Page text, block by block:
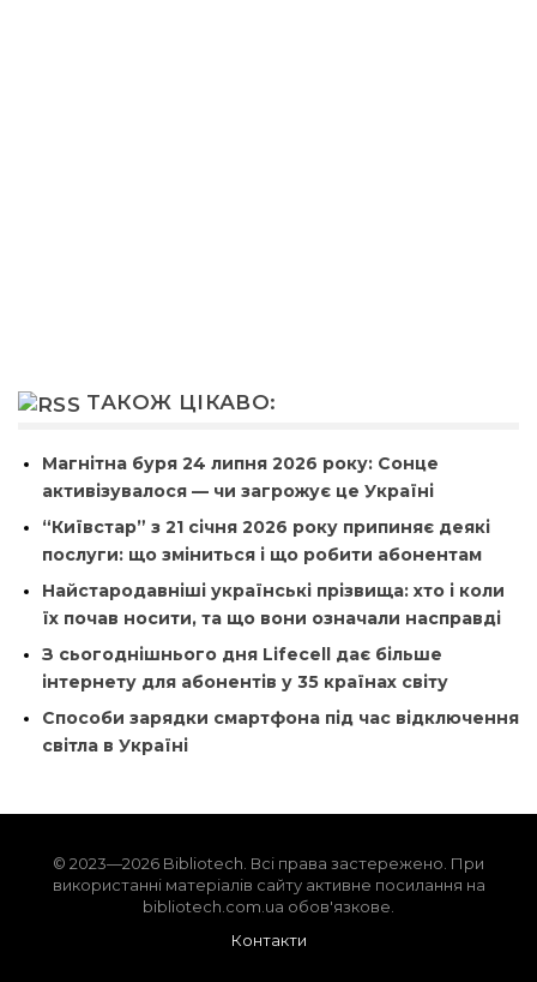
ТАКОЖ ЦІКАВО:
Магнітна буря 24 липня 2026 року: Сонце
активізувалося — чи загрожує це Україні
“Київстар” з 21 січня 2026 року припиняє деякі
послуги: що зміниться і що робити абонентам
Найстародавніші українські прізвища: хто і коли
їх почав носити, та що вони означали насправді
З сьогоднішнього дня Lifecell дає більше
інтернету для абонентів у 35 країнах світу
Способи зарядки смартфона під час відключення
світла в Україні
© 2023—2026 Bibliotech. Всі права застережено. При
використанні матеріалів сайту активне посилання на
bibliotech.com.ua обов'язкове.
Контакти